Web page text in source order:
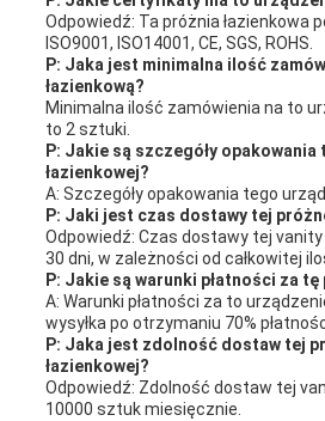
Odpowiedź: Ta próżnia łazienkowa
ISO9001, ISO14001, CE, SGS, ROHS.
P: Jaka jest minimalna ilość
łazienkową?
Minimalna ilość zamówienia na to
to 2 sztuki.
P: Jakie są szczegóły
łazienkowej?
A: Szczegóły opakowania tego
P: Jaki jest czas dostawy tej
Odpowiedź: Czas dostawy tej vanity
30 dni, w zależności od całkowitej
P: Jakie są warunki płatności za
A: Warunki płatności za to
wysyłka po otrzymaniu 70%
P: Jaka jest zdolność dostaw tej
łazienkowej?
Odpowiedź: Zdolność dostaw tej
10000 sztuk miesięcznie.